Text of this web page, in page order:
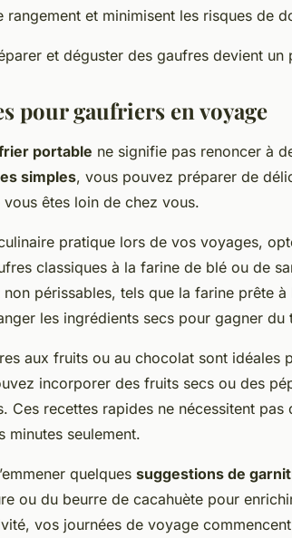
rangement et minimisent les risques de
et déguster des gaufres devient un
pour gaufriers en voyage
portable ne signifie pas renoncer à
simples, vous pouvez préparer de
êtes loin de chez vous.
pratique lors de vos voyages,
classiques à la farine de blé ou de
non périssables, tels que la farine prête à
les ingrédients secs pour gagner du
aux fruits ou au chocolat sont idéales
incorporer des fruits secs ou des
Ces recettes rapides ne nécessitent
minutes seulement.
quelques suggestions de
ou du beurre de cacahuète pour
vos journées de voyage